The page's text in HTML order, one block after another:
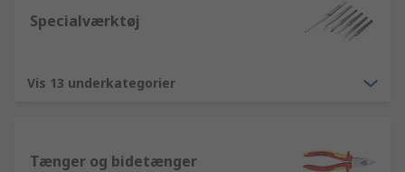
Specialværktøj
Vis 13 underkategorier
Tænger og bidetænger